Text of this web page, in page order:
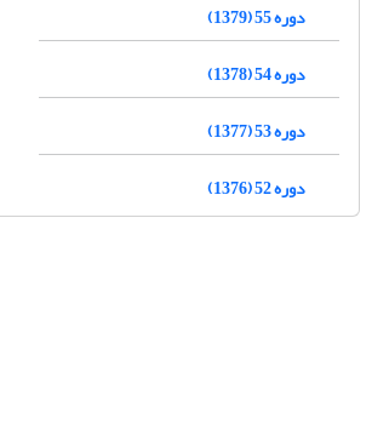
دوره 55 (1379)
دوره 54 (1378)
دوره 53 (1377)
دوره 52 (1376)